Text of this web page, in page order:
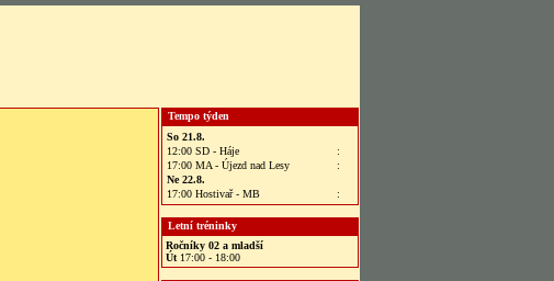
Tempo týden
So 21.8.
12:00 SD - Háje
:
17:00 MA - Újezd nad Lesy
:
Ne 22.8.
17:00 Hostivař - MB
:
Letní tréninky
Ročníky 02 a mladší
Út 17:00 - 18:00